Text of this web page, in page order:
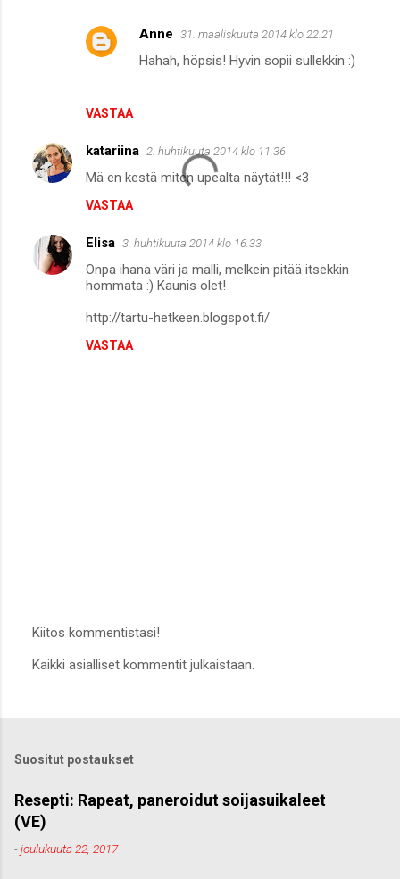
VASTAA
Anne 31. maaliskuuta 2014 klo 22.21
Hahah, höpsis! Hyvin sopii sullekkin :)
katariina 2. huhtikuuta 2014 klo 11.36
Mä en kestä miten upealta näytät!!! <3
VASTAA
Elisa 3. huhtikuuta 2014 klo 16.33
Onpa ihana väri ja malli, melkein pitää itsekkin
hommata :) Kaunis olet!
http://tartu-hetkeen.blogspot.fi/
VASTAA
ä
o
m
e
n
t
Kiitos kommentistasi!
Kaikki asialliset kommentit julkaistaan.
Suositut postaukset
Resepti: Rapeat, paneroidut soijasuikaleet
(VE)
-joulukuuta 22, 2017